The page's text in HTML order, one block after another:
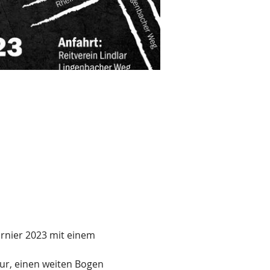
2023 mit einem
einen weiten Bogen